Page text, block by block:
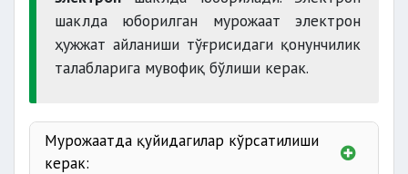
қонунларига
мувофиқлиги
хулоса
шаклда юборилган мурожаат электрон
ҳужжат айланиши тўғрисидаги қонунчилик
талабларига мувофиқ бўлиши керак.
Мурожаатда қуйидагилар кўрсатилиши
керак: